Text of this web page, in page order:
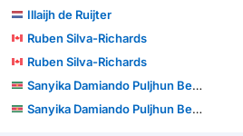
Illaijh de Ruijter
Ruben Silva-Richards
Ruben Silva-Richards
Sanyika Damiando Puljhun Bergtop
Sanyika Damiando Puljhun Bergtop